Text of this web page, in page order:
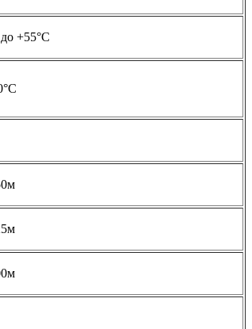
+55°С